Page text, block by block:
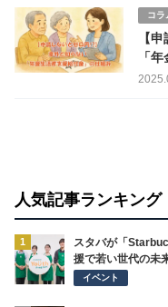
コラ
【
「
人気記事ランキング
1
スタバが「
援で若い世代の未
イベント